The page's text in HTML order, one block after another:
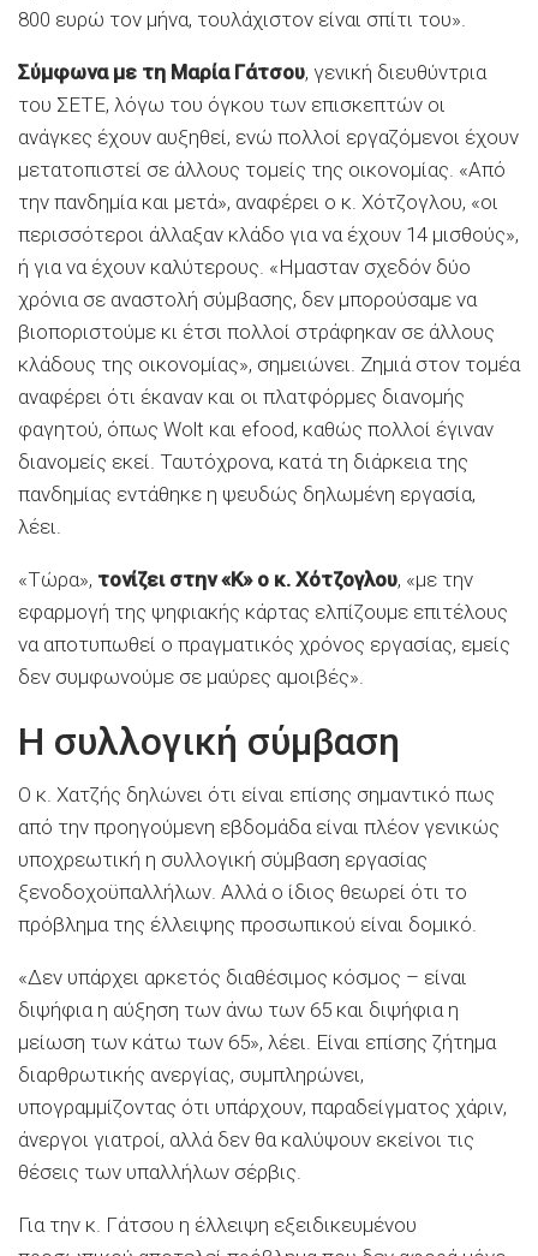
800 ευρώ τον μήνα, τουλάχιστον είναι σπίτι του».
Σύμφωνα με τη Μαρία Γάτσου, γενική διευθύντρια
του ΣΕΤΕ, λόγω του όγκου των επισκεπτών οι
ανάγκες έχουν αυξηθεί, ενώ πολλοί εργαζόμενοι έχουν
μετατοπιστεί σε άλλους τομείς της οικονομίας. «Από
την πανδημία και μετά», αναφέρει ο κ. Χότζογλου, «οι
περισσότεροι άλλαξαν κλάδο για να έχουν 14 μισθούς»,
ή για να έχουν καλύτερους. «Ημασταν σχεδόν δύο
χρόνια σε αναστολή σύμβασης, δεν μπορούσαμε να
βιοποριστούμε κι έτσι πολλοί στράφηκαν σε άλλους
κλάδους της οικονομίας», σημειώνει. Ζημιά στον τομέα
αναφέρει ότι έκαναν και οι πλατφόρμες διανομής
φαγητού, όπως Wolt και efood, καθώς πολλοί έγιναν
διανομείς εκεί. Ταυτόχρονα, κατά τη διάρκεια της
πανδημίας εντάθηκε η ψευδώς δηλωμένη εργασία,
λέει.
«Τώρα», τονίζει στην «Κ» ο κ. Χότζογλου, «με την
εφαρμογή της ψηφιακής κάρτας ελπίζουμε επιτέλους
να αποτυπωθεί ο πραγματικός χρόνος εργασίας, εμείς
δεν συμφωνούμε σε μαύρες αμοιβές».
Η συλλογική σύμβαση
Ο κ. Χατζής δηλώνει ότι είναι επίσης σημαντικό πως
από την προηγούμενη εβδομάδα είναι πλέον γενικώς
υποχρεωτική η συλλογική σύμβαση εργασίας
ξενοδοχοϋπαλλήλων. Αλλά ο ίδιος θεωρεί ότι το
πρόβλημα της έλλειψης προσωπικού είναι δομικό.
«Δεν υπάρχει αρκετός διαθέσιμος κόσμος – είναι
διψήφια η αύξηση των άνω των 65 και διψήφια η
μείωση των κάτω των 65», λέει. Είναι επίσης ζήτημα
διαρθρωτικής ανεργίας, συμπληρώνει,
υπογραμμίζοντας ότι υπάρχουν, παραδείγματος χάριν,
άνεργοι γιατροί, αλλά δεν θα καλύψουν εκείνοι τις
θέσεις των υπαλλήλων σέρβις.
Για την κ. Γάτσου η έλλειψη εξειδικευμένου